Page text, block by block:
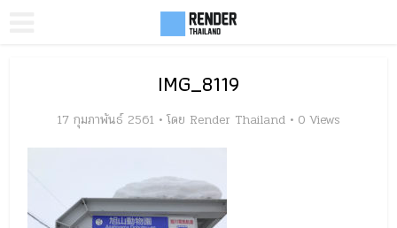
IMG_8119
17 กุมภาพันธ์ 2561 โดย Render Thailand 0 Views